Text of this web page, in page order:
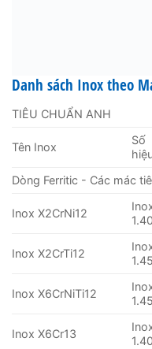
Danh sách Inox theo
TIÊU CHUẨN ANH
Tên Inox
Số
Dòng Ferritic - Các mác
Inox X2CrNi12
Inox X2CrTi12
Inox X6CrNiTi12
Inox X6Cr13